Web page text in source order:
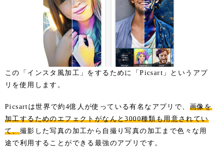
この「インスタ風加工」をするために「Picsart」というアプ
リを使用します。
Picsartは世界で約4億人が使っている有名なアプリで、 画像を
加工するためのエフェクトがなんと3000種類も用意されてい
て、撮影した写真の加工から自撮り写真の加工まで色々な用
途で利用することができる最強のアプリです。